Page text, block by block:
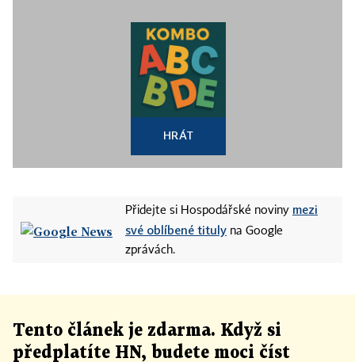
HRÁT
Přidejte si Hospodářské noviny mezi
své oblíbené tituly na Google
zprávách.
Tento článek je zdarma. Když si
předplatíte HN, budete moci číst